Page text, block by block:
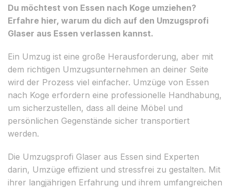
Du möchtest von Essen nach Koge umziehen?
Erfahre hier, warum du dich auf den Umzugsprofi
Glaser aus Essen verlassen kannst.
Ein Umzug ist eine große Herausforderung, aber mit
dem richtigen Umzugsunternehmen an deiner Seite
wird der Prozess viel einfacher. Umzüge von Essen
nach Koge erfordern eine professionelle Handhabung,
um sicherzustellen, dass all deine Möbel und
persönlichen Gegenstände sicher transportiert
werden.
Die Umzugsprofi Glaser aus Essen sind Experten
darin, Umzüge effizient und stressfrei zu gestalten. Mit
ihrer langjährigen Erfahrung und ihrem umfangreichen